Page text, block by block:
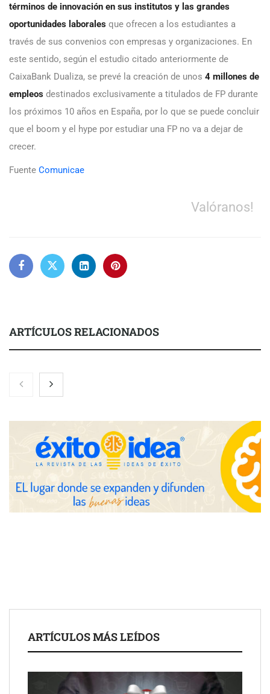
términos de innovación en sus institutos y las grandes
oportunidades laborales que ofrecen a los estudiantes a
través de sus convenios con empresas y organizaciones. En
este sentido, según el estudio citado anteriormente de
CaixaBank Dualiza, se prevé la creación de unos 4 millones de
empleos destinados exclusivamente a titulados de FP durante
los próximos 10 años en España, por lo que se puede concluir
que el boom y el hype por estudiar una FP no va a dejar de
crecer.
Fuente Comunicae
Valóranos!
ARTÍCULOS RELACIONADOS
Nicols presenta seis modelos de anillos de compromiso para el
eclipse solar del 12 de agosto
Zoomex mejora su Strategy Center con herramientas
avanzadas para trading estratégico
COMPALISS de LYSOTRIC: cuando un solo producto multiplica
las posibilidades del salón profesional
ARTÍCULOS MÁS LEÍDOS